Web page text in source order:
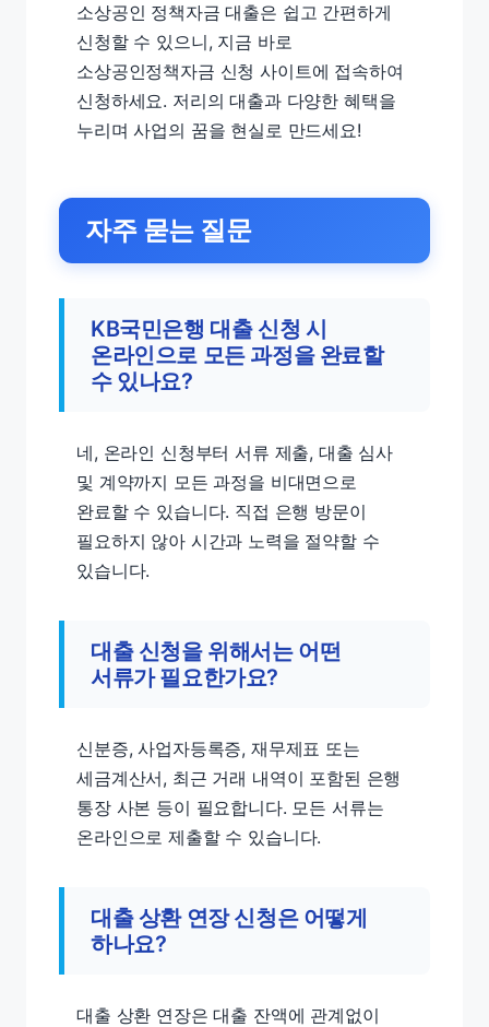
소상공인 정책자금 대출은 쉽고 간편하게
신청할 수 있으니, 지금 바로
소상공인정책자금 신청 사이트에 접속하여
신청하세요. 저리의 대출과 다양한 혜택을
누리며 사업의 꿈을 현실로 만드세요!
자주 묻는 질문
KB국민은행 대출 신청 시
온라인으로 모든 과정을 완료할
수 있나요?
네, 온라인 신청부터 서류 제출, 대출 심사
및 계약까지 모든 과정을 비대면으로
완료할 수 있습니다. 직접 은행 방문이
필요하지 않아 시간과 노력을 절약할 수
있습니다.
대출 신청을 위해서는 어떤
서류가 필요한가요?
신분증, 사업자등록증, 재무제표 또는
세금계산서, 최근 거래 내역이 포함된 은행
통장 사본 등이 필요합니다. 모든 서류는
온라인으로 제출할 수 있습니다.
대출 상환 연장 신청은 어떻게
하나요?
대출 상환 연장은 대출 잔액에 관계없이